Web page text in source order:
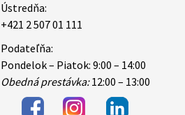
Ústredňa:
+421 2 507 01 111
Podateľňa:
Pondelok – Piatok: 9:00 – 14:00
Obedná prestávka:12:00 – 13:00